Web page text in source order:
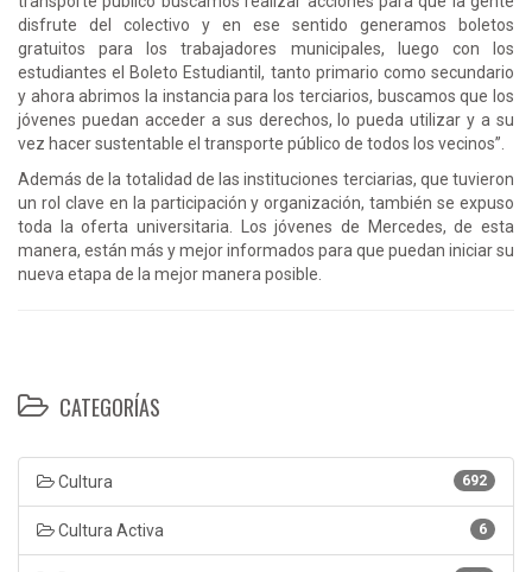
disfrute del colectivo y en ese sentido generamos boletos
gratuitos para los trabajadores municipales, luego con los
estudiantes el Boleto Estudiantil, tanto primario como secundario
y ahora abrimos la instancia para los terciarios, buscamos que los
jóvenes puedan acceder a sus derechos, lo pueda utilizar y a su
vez hacer sustentable el transporte público de todos los vecinos”.
Además de la totalidad de las instituciones terciarias, que tuvieron
un rol clave en la participación y organización, también se expuso
toda la oferta universitaria. Los jóvenes de Mercedes, de esta
manera, están más y mejor informados para que puedan iniciar su
nueva etapa de la mejor manera posible.
CATEGORÍAS
692
Cultura
6
Cultura Activa